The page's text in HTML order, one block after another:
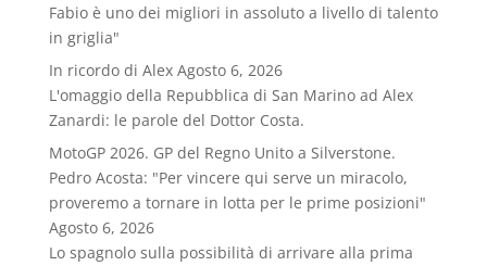
Fabio è uno dei migliori in assoluto a livello di talento
in griglia"
In ricordo di Alex Agosto 6, 2026
L'omaggio della Repubblica di San Marino ad Alex
Zanardi: le parole del Dottor Costa.
MotoGP 2026. GP del Regno Unito a Silverstone.
Pedro Acosta: "Per vincere qui serve un miracolo,
proveremo a tornare in lotta per le prime posizioni"
Agosto 6, 2026
Lo spagnolo sulla possibilità di arrivare alla prima